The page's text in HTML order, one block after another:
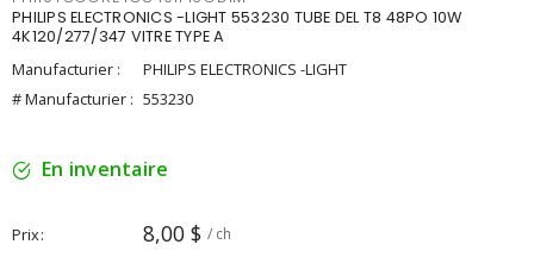
PHILIPS ELECTRONICS -LIGHT 553230 TUBE DEL T8 48PO 10W
4K120/277/347 VITRE TYPE A
Manufacturier :
PHILIPS ELECTRONICS -LIGHT
# Manufacturier : 553230
En inventaire
Prix 8,00 $ / ch